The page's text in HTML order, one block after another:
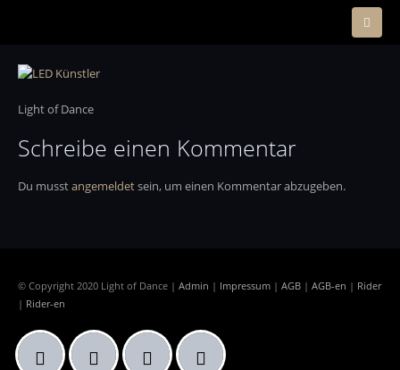
Light of Dance
Schreibe einen Kommentar
Du musstangemeldetsein, um einen Kommentar abzugeben.
© Copyright 2020 Light of Dance | Admin | Impressum | AGB | AGB-en | Rider
| Rider-en